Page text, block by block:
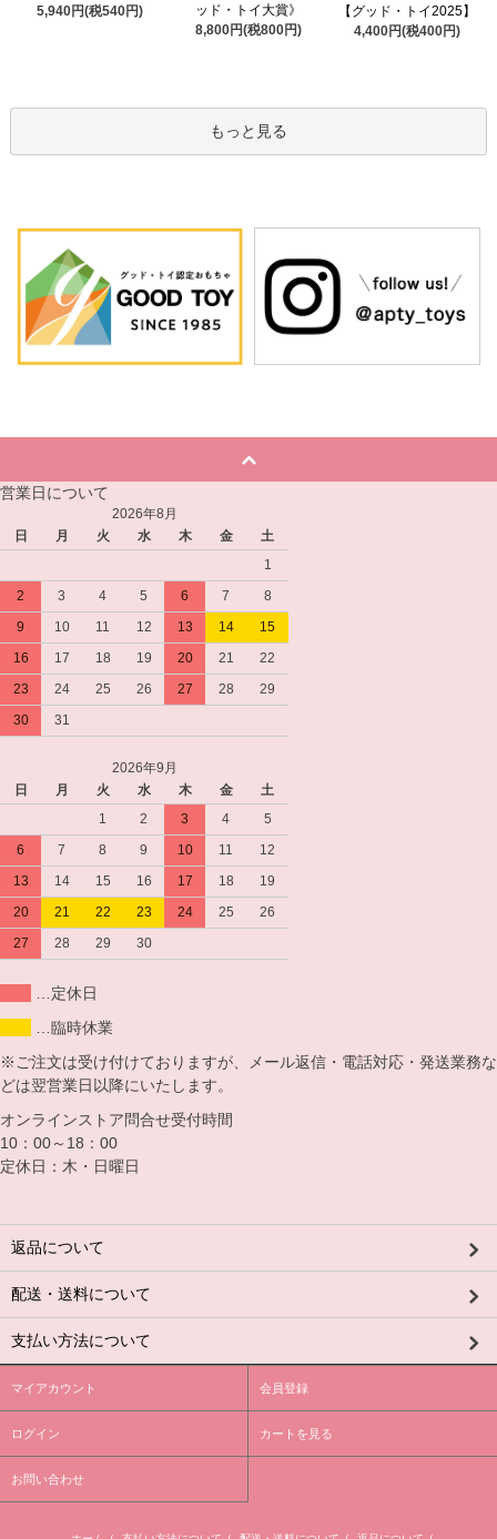
5,940円(税540円)
ッド・トイ大賞》
8,800円(税800円)
【グッド・トイ2025】
4,400円(税400円)
もっと見る
営業日について
2026年8月
日
月 火 水 木 金
土
1
2
3 4 5 6 7
8
9
10 11 12 13 14
15
16
17 18 19 20 21
22
23
24 25 26 27 28
29
30
31
2026年9月
日
月 火 水 木 金
土
1
2 3 4
5
6
7 8 9 10 11
12
13
14 15 16 17 18
19
20
21 22 23 24 25
26
27
28 29 30
…定休日
…臨時休業
※ご注文は受け付けておりますが、メール返信・電話対応・発送業務な
どは翌営業日以降にいたします。
オンラインストア問合せ受付時間
10：00～18：00
定休日：木・日曜日
返品について
配送・送料について
支払い方法について
マイアカウント 会員登録
ログイン カートを見る
お問い合わせ